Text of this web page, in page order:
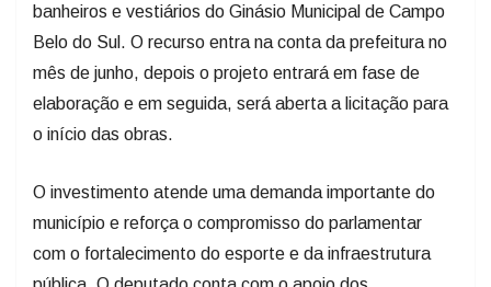
banheiros e vestiários do Ginásio Municipal de Campo
Belo do Sul. O recurso entra na conta da prefeitura no
mês de junho, depois o projeto entrará em fase de
elaboração e em seguida, será aberta a licitação para
o início das obras.
O investimento atende uma demanda importante do
município e reforça o compromisso do parlamentar
com o fortalecimento do esporte e da infraestrutura